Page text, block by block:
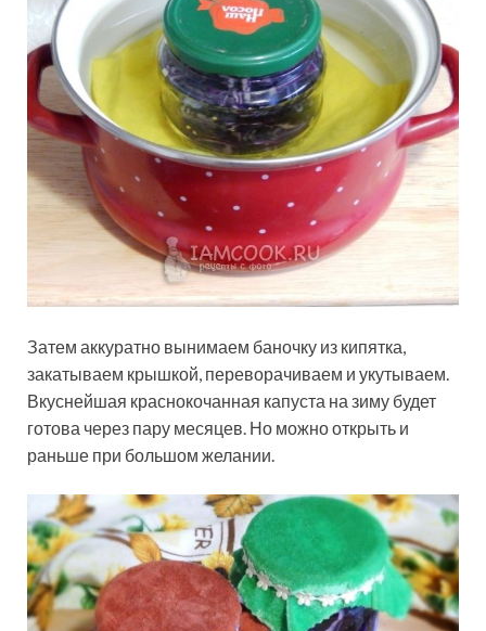
Затем аккуратно вынимаем баночку из кипятка,
закатываем крышкой, переворачиваем и укутываем.
Вкуснейшая краснокочанная капуста на зиму будет
готова через пару месяцев. Но можно открыть и
раньше при большом желании.